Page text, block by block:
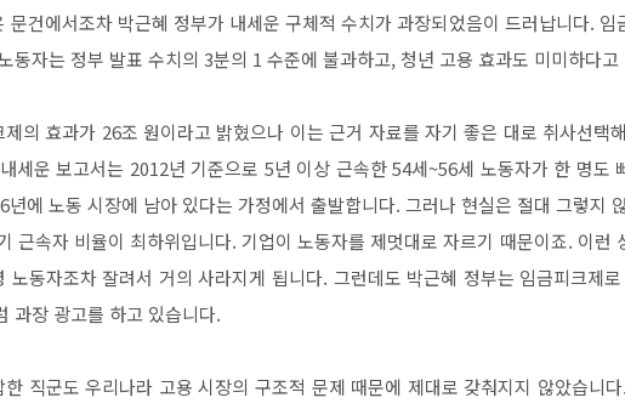
문건에서조차 박근혜 정부가 내세운 구체적 수치가 과장되었음이 드러납니다. 임
동자는 정부 발표 수치의 3분의 1 수준에 불과하고, 청년 고용 효과도 미미하다고
의 효과가 26조 원이라고 밝혔으나 이는 근거 자료를 자기 좋은 대로 취사선택
세운 보고서는 2012년 기준으로 5년 이상 근속한 54세~56세 노동자가 한 명도
년에 노동 시장에 남아 있다는 가정에서 출발합니다. 그러나 현실은 절대 그렇지
근속자 비율이 최하위입니다. 기업이 노동자를 제멋대로 자르기 때문이죠. 이런
노동자조차 잘려서 거의 사라지게 됩니다. 그런데도 박근혜 정부는 임금피크제
과장 광고를 하고 있습니다.
직군도 우리나라 고용 시장의 구조적 문제 때문에 제대로 갖춰지지 않았습니